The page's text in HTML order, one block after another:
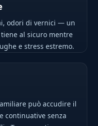
odori di vernici — un
al sicuro mentre
e stress estremo.
può accudire il
continuative senza